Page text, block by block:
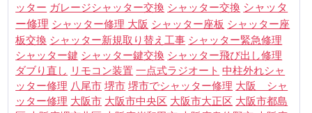
ッター ガレージシャッター交換 シャッター交換 シャッタ
ー修理 シャッター修理 大阪 シャッター座板 シャッター座
板交換 シャッター新規取り替え工事 シャッター緊急修理
シャッター鍵 シャッター鍵交換 シャッター飛び出し修理
ダブり直し リモコン装置 一点式ラジオート 中柱外れシャ
ッター修理 八尾市 堺市 堺市でシャッター修理 大阪 シャ
ッター修理 大阪市 大阪市中央区 大阪市大正区 大阪市都島